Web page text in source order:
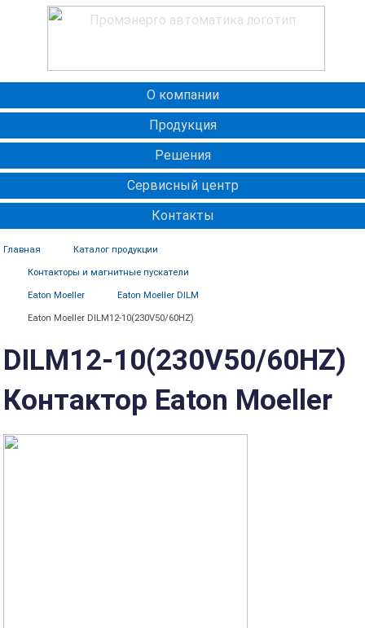
О компании
Продукция
Решения
Сервисный центр
Контакты
Главная Каталог продукции
Контакторы и магнитные пускатели
Eaton Moeller Eaton Moeller DILM
Eaton Moeller DILM12-10(230V50/60HZ)
DILM12-10(230V50/60HZ)
Контактор Eaton Moeller